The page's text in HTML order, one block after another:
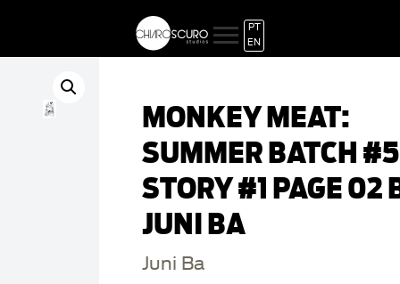
PT
EN
MONKEY MEAT:
SUMMER BATCH #5
STORY #1 PAGE 02
JUNI BA
Juni Ba